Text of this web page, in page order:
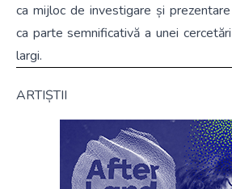
ca mijloc de investigare și
ca parte semnificativă a unei
largi.
ARTIȘTII